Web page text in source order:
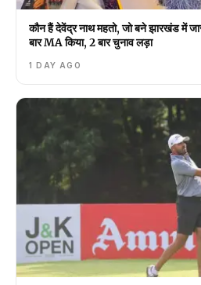
कौन हैं देवेंद्र नाथ महतो, जो बने झारखंड में
बार MA किया, 2 बार चुनाव लड़ा
1 DAY AGO